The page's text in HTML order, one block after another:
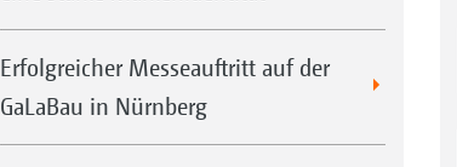
Erfolgreicher Messeauftritt auf der
GaLaBau in Nürnberg